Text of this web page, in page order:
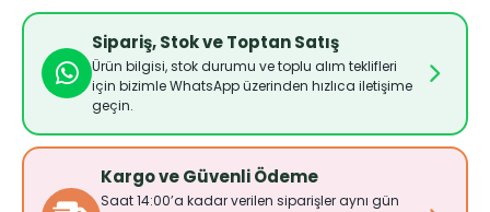
Sipariş, Stok ve Toptan Satış
Ürün bilgisi, stok durumu ve toplu alım teklifleri
için bizimle WhatsApp üzerinden hızlıca iletişime
geçin.
Kargo ve Güvenli Ödeme
Saat 14:00’a kadar verilen siparişler aynı gün